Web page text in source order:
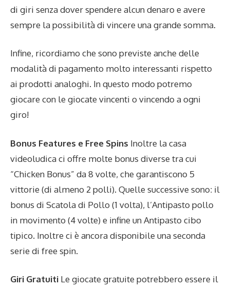
di giri senza dover spendere alcun denaro e avere
sempre la possibilità di vincere una grande somma.
Infine, ricordiamo che sono previste anche delle
modalità di pagamento molto interessanti rispetto
ai prodotti analoghi. In questo modo potremo
giocare con le giocate vincenti o vincendo a ogni
giro!
Bonus Features e Free Spins Inoltre la casa
videoludica ci offre molte bonus diverse tra cui
“Chicken Bonus” da 8 volte, che garantiscono 5
vittorie (di almeno 2 polli). Quelle successive sono: il
bonus di Scatola di Pollo (1 volta), l’Antipasto pollo
in movimento (4 volte) e infine un Antipasto cibo
tipico. Inoltre ci è ancora disponibile una seconda
serie di free spin.
Giri Gratuiti Le giocate gratuite potrebbero essere il